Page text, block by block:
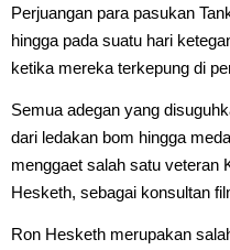
Perjuangan para pasukan
hingga pada suatu hari
ketika mereka terkepung di
Semua adegan yang
dari ledakan bom hingga
menggaet salah satu veteran
Hesketh, sebagai konsultan
Ron Hesketh merupakan